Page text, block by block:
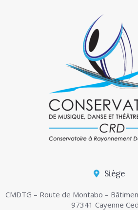
Siège
CMDTG – Route de Montabo –
97341 Cayenne